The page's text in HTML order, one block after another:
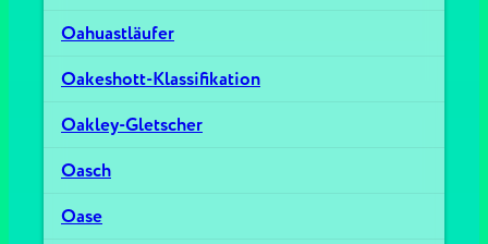
Oahuastläufer
Oakeshott-Klassifikation
Oakley-Gletscher
Oasch
Oase